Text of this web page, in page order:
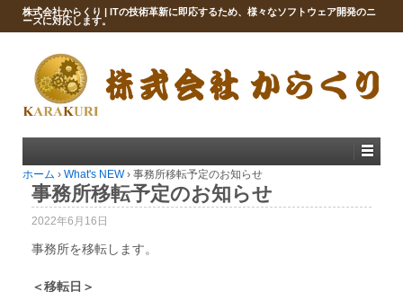
株式会社からくり | ITの技術革新に即応するため、様々なソフトウェア開発のニ
ーズに対応します。
ホーム › What's NEW › 事務所移転予定のお知らせ
事務所移転予定のお知らせ
2022年6月16日
事務所を移転します。
＜移転日＞